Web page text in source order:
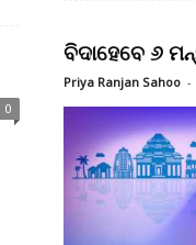
0
ବିଦାହେବେ ୬
Priya Ranjan Sahoo -